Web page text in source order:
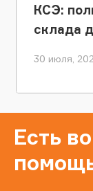
КСЭ:
склада
30 июля,
Есть